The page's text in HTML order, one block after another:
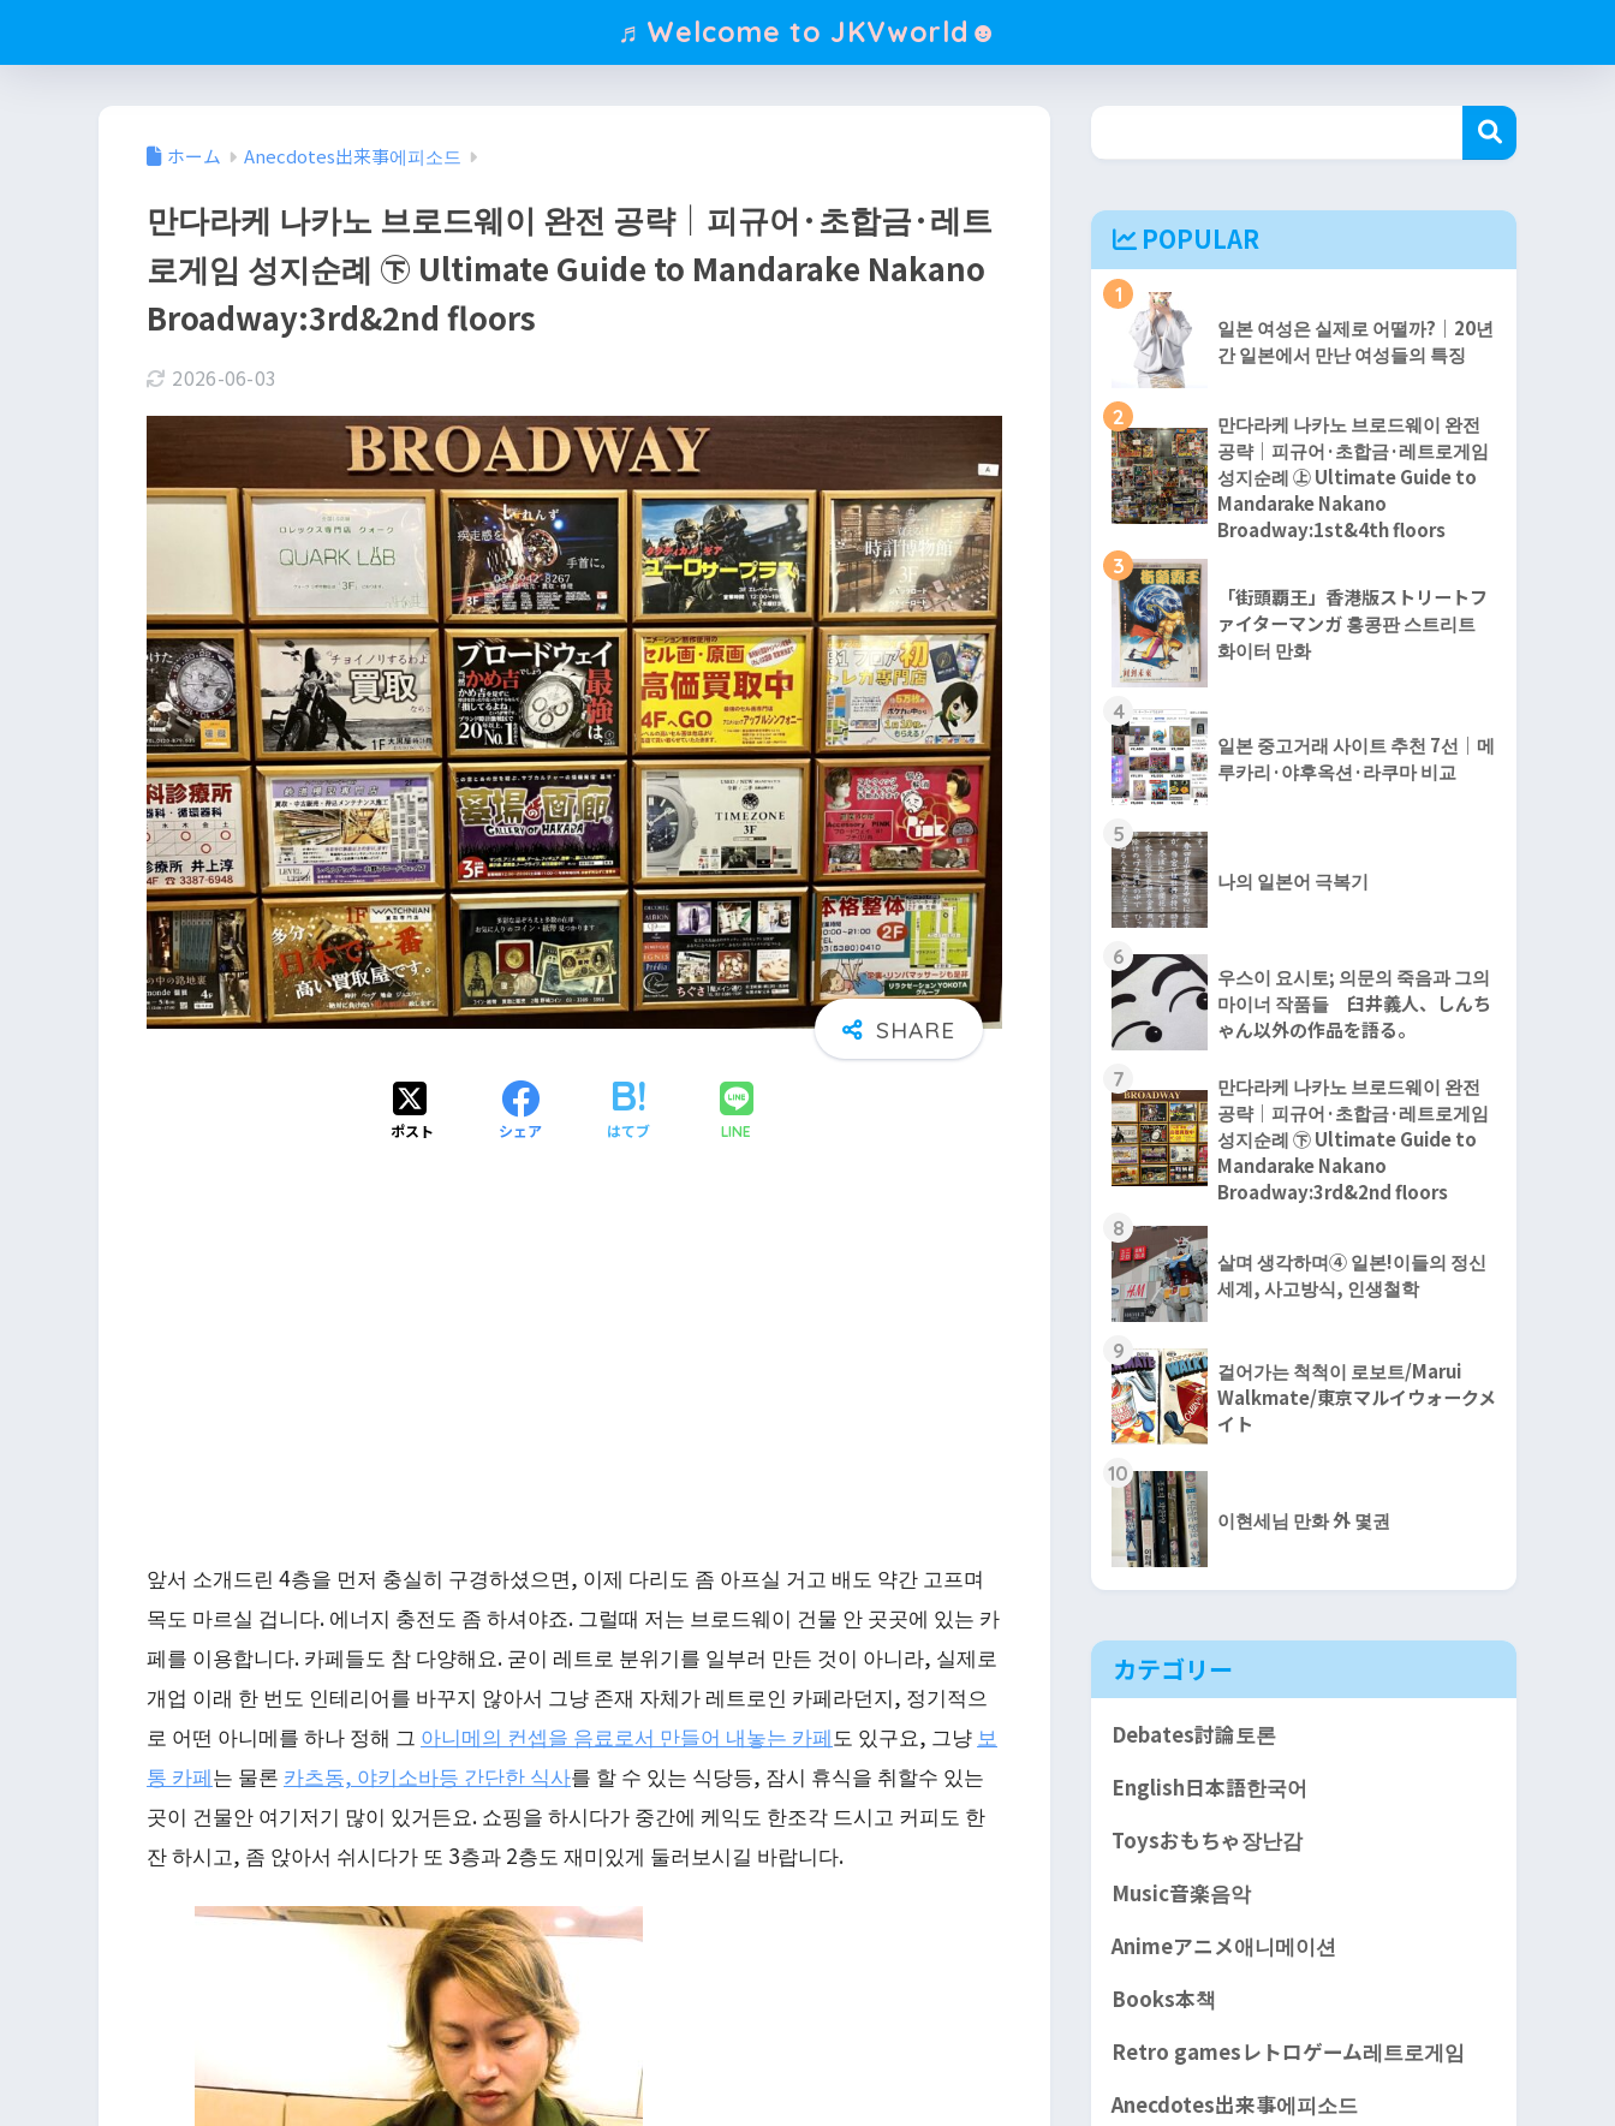
♬Welcome to JKVworld☻
ホーム Anecdotes出来事에피소드
만다라케 나카노 브로드웨이 완전 공략｜피규어·초합금·레트
로게임 성지순례 ㊦ Ultimate Guide to Mandarake Nakano
Broadway:3rd&2nd floors
2026-06-03
ポスト シェア はてブ LINE
앞서 소개드린 4층을 먼저 충실히 구경하셨으면, 이제 다리도 좀 아프실 거고 배도 약간 고프며
목도 마르실 겁니다. 에너지 충전도 좀 하셔야죠. 그럴때 저는 브로드웨이 건물 안 곳곳에 있는 카
페를 이용합니다. 카페들도 참 다양해요. 굳이 레트로 분위기를 일부러 만든 것이 아니라, 실제로
개업 이래 한 번도 인테리어를 바꾸지 않아서 그냥 존재 자체가 레트로인 카페라던지, 정기적으
로 어떤 아니메를 하나 정해 그 아니메의 컨셉을 음료로서 만들어 내놓는 카페도 있구요, 그냥 보
통 카페는 물론 카츠동, 야키소바등 간단한 식사를 할 수 있는 식당등, 잠시 휴식을 취할수 있는
곳이 건물안 여기저기 많이 있거든요. 쇼핑을 하시다가 중간에 케익도 한조각 드시고 커피도 한
잔 하시고, 좀 앉아서 쉬시다가 또 3층과 2층도 재미있게 둘러보시길 바랍니다.
POPULAR
1
일본 여성은 실제로 어떨까?｜20년
간 일본에서 만난 여성들의 특징
2
만다라케 나카노 브로드웨이 완전
공략｜피규어·초합금·레트로게임
성지순례 ㊤ Ultimate Guide to
Mandarake Nakano
Broadway:1st&4th floors
3
「街頭覇王」香港版ストリートフ
ァイターマンガ 홍콩판 스트리트
화이터 만화
4
일본 중고거래 사이트 추천 7선｜메
루카리·야후옥션·라쿠마 비교
5
나의 일본어 극복기
6
우스이 요시토; 의문의 죽음과 그의
마이너 작품들 臼井義人、しんち
ゃん以外の作品を語る。
7
만다라케 나카노 브로드웨이 완전
공략｜피규어·초합금·레트로게임
성지순례 ㊦ Ultimate Guide to
Mandarake Nakano
Broadway:3rd&2nd floors
8
살며 생각하며④ 일본!이들의 정신
세계, 사고방식, 인생철학
9
걸어가는 척척이 로보트/Marui
Walkmate/東京マルイウォークメ
イト
10
이현세님 만화 外 몇권
カテゴリー
Debates討論토론
English日本語한국어
Toysおもちゃ장난감
Music音楽음악
Animeアニメ애니메이션
Books本책
Retro gamesレトロゲーム레트로게임
Anecdotes出来事에피소드